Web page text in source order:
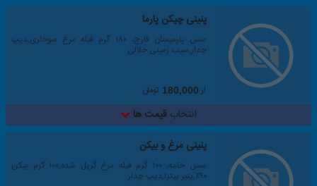
پنینی چیکن پارما
سس پارمیسان قارچ، ۱۸۰ گرم فیله مرغ سوخاری,دیپ
چدار,سیب زمینی خلالی
از180,000 تومان
انتخاب قیمت ها
پنینی مرغ و بیکن
سس خامه، ۱۰۰ گرم فیله مرغ گریل شده,۱۰۰ گرم بیکن
۹۰٪,پنیر پیتزا,دیپ چدار